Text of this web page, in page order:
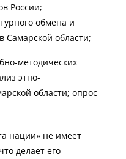
России;
обмена и
Самарской области;
методических
этно-
области; опрос
нации» не имеет
делает его